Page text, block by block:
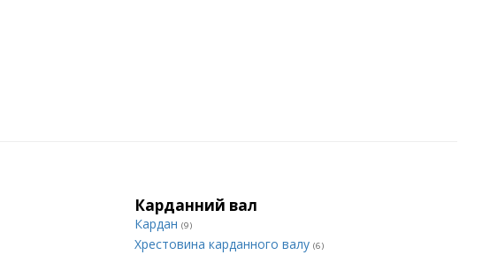
Карданний вал
Кардан (9)
Хрестовина карданного валу (6)